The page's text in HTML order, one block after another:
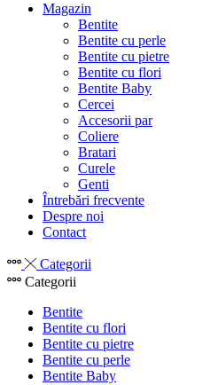
Magazin
Bentite
Bentite cu perle
Bentite cu pietre
Bentite cu flori
Bentite Baby
Cercei
Accesorii par
Coliere
Bratari
Curele
Genti
Întrebări frecvente
Despre noi
Contact
Categorii
Categorii
Bentite
Bentite cu flori
Bentite cu pietre
Bentite cu perle
Bentite Baby